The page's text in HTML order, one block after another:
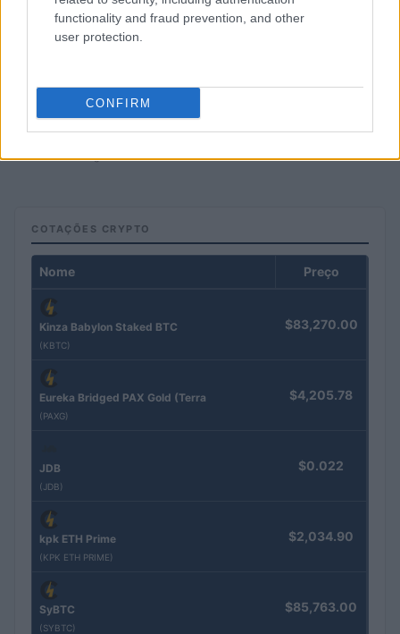
functionality and fraud prevention, and other
user protection.
CONFIRM
Pesquisas eleitorais mostram Lula à frente de Flávio Bolsonaro
nas intenções de voto
Bruno Costa · 5 ago 2026
COTAÇÕES CRYPTO
Nome Preço
Kinza Babylon Staked BTC
(KBTC)
$83,270.00
Eureka Bridged PAX Gold (Terra
(PAXG)
$4,205.78
JDB
(JDB)
$0.022
kpk ETH Prime
(KPK ETH PRIME)
$2,034.90
SyBTC
(SYBTC)
$85,763.00